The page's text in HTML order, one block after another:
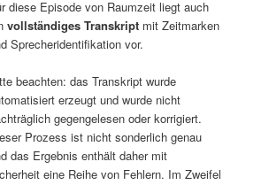
diese Episode von Raumzeit liegt auch
vollständiges Transkriptmit Zeitmarken
Sprecheridentifikation vor.
beachten: das Transkript wurde
erzeugt und wurde nicht
gegengelesen oder korrigiert.
Prozess ist nicht sonderlich genau
das Ergebnis enthält daher mit
eine Reihe von Fehlern. Im Zweifel